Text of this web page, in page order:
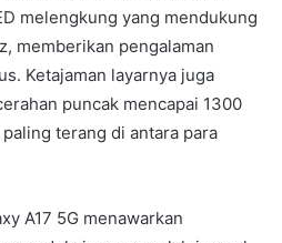
melengkung yang mendukung
memberikan pengalaman
Ketajaman layarnya juga
puncak mencapai 1300
terang di antara para
A17 5G menawarkan